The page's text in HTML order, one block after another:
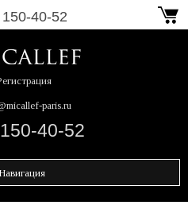
40-52
paris.ru
40-52
Навигация